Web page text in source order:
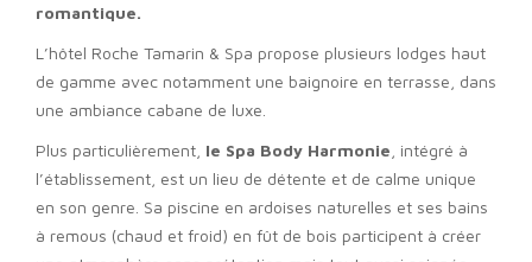
romantique.
L’hôtel Roche Tamarin & Spa propose plusieurs lodges haut
de gamme avec notamment une baignoire en terrasse, dans
une ambiance cabane de luxe.
Plus particulièrement, le Spa Body Harmonie , intégré à
l’établissement, est un lieu de détente et de calme unique
en son genre. Sa piscine en ardoises naturelles et ses bains
à remous (chaud et froid) en fût de bois participent à créer